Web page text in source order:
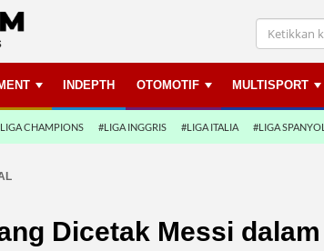
INDEPTH OTOMOTIF MULTISPORT
CHAMPIONS #LIGA INGGRIS #LIGA ITALIA #LIGA SPANYOL
Dicetak Messi dalam